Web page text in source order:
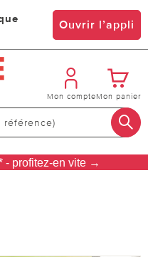
Ouvrir l’appli
Mon compteMon panier
- profitez-en vite →